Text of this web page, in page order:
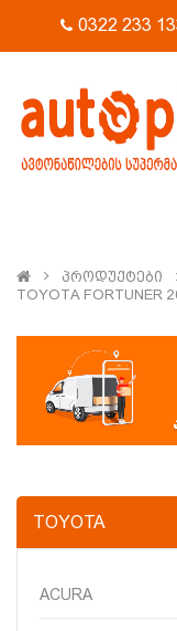
0322 233
Პროდუქტები
TOYOTA FORTUNER
TOYOTA
ACURA